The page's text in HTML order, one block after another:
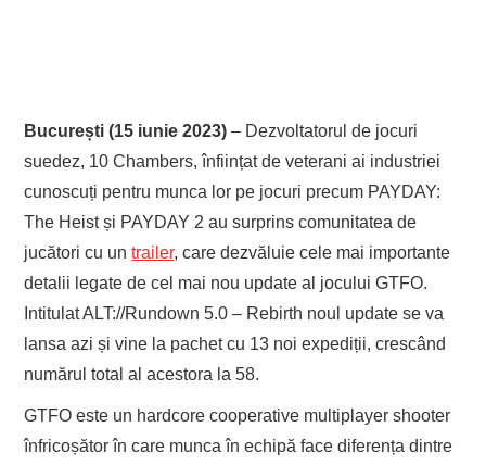
București (15 iunie 2023) – Dezvoltatorul de jocuri
suedez, 10 Chambers, înființat de veterani ai industriei
cunoscuți pentru munca lor pe jocuri precum PAYDAY:
The Heist și PAYDAY 2 au surprins comunitatea de
jucători cu untrailer, care dezvăluie cele mai importante
detalii legate de cel mai nou update al jocului GTFO.
Intitulat ALT://Rundown 5.0 – Rebirth noul update se va
lansa azi și vine la pachet cu 13 noi expediții, crescând
numărul total al acestora la 58.
GTFO este un hardcore cooperative multiplayer shooter
înfricoșător în care munca în echipă face diferența dintre